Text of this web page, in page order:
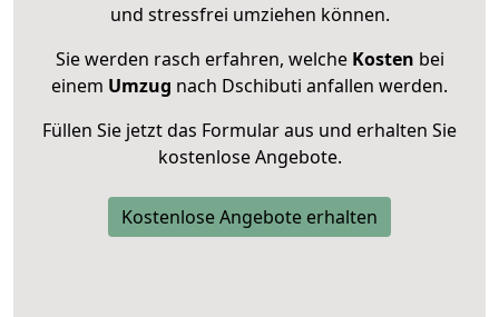
und stressfrei umziehen können.
Sie werden rasch erfahren, welche Kosten bei
einem Umzug nach Dschibuti anfallen werden.
Füllen Sie jetzt das Formular aus und erhalten Sie
kostenlose Angebote.
Kostenlose Angebote erhalten